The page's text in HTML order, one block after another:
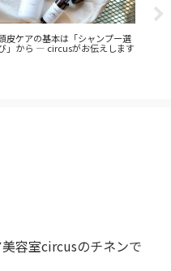
皮ケアの基本は「シャンプー選
」から ― circusがお伝えします
容室circusのチネンで